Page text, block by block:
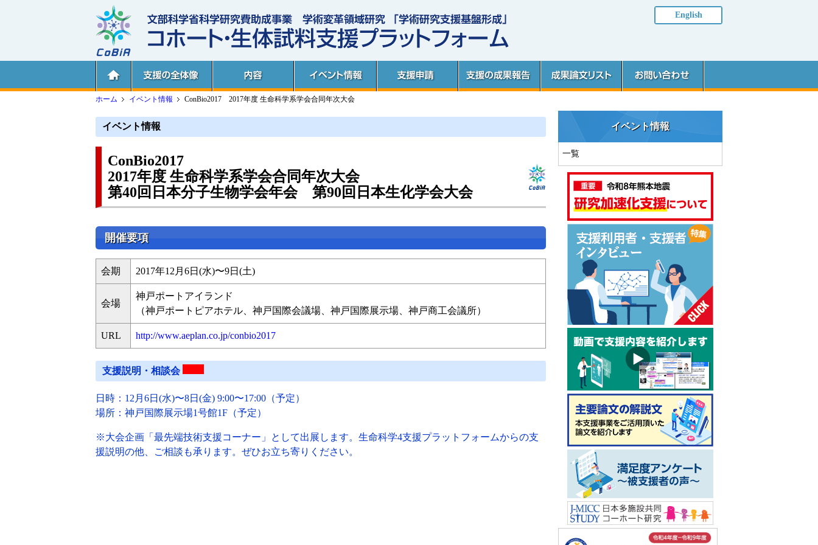
English
ホーム イベント情報 ConBio2017 2017年度 生命科学系学会合同年次大会
イベント情報
ConBio2017
2017年度 生命科学系学会合同年次大会
第40回日本分子生物学会年会 第90回日本生化学会大会
開催要項
会期 2017年12月6日(水)〜9日(土)
会場
神戸ポートアイランド
（神戸ポートピアホテル、神戸国際会議場、神戸国際展示場、神戸商工会議所）
URL http://www.aeplan.co.jp/conbio2017
支援説明・相談会
日時：12月6日(水)〜8日(金) 9:00〜17:00（予定）
場所：神戸国際展示場1号館1F（予定）
※大会企画「最先端技術支援コーナー」として出展します。生命科学4支援プラットフォームからの支
援説明の他、ご相談も承ります。ぜひお立ち寄りください。
イベント情報
一覧